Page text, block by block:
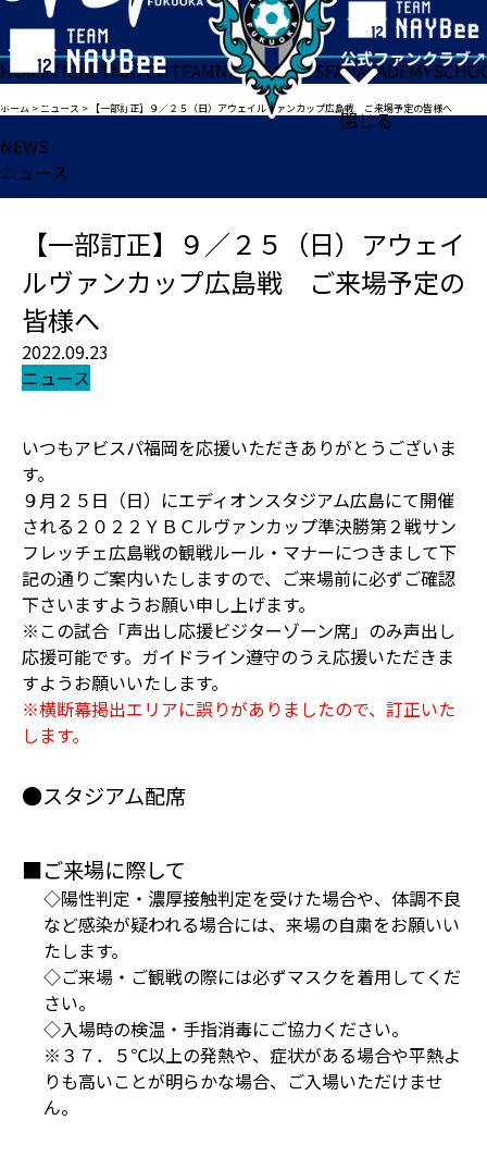
閉じる
HOMETICKETMATCHTEAMNEWSGOODSFANACADEMY
ホーム >ニュース > 【一部訂正】９／２５（日）アウェイルヴァンカップ広島戦 ご来場予定の皆様へ
NEWS
ニュース
【一部訂正】９／２５（日）アウェイ
ルヴァンカップ広島戦 ご来場予定の
皆様へ
2022.09.23
ニュース
いつもアビスパ福岡を応援いただきありがとうございま
す。
９月２５日（日）にエディオンスタジアム広島にて開催
される２０２２ＹＢＣルヴァンカップ準決勝第２戦サン
フレッチェ広島戦の観戦ルール・マナーにつきまして下
記の通りご案内いたしますので、ご来場前に必ずご確認
下さいますようお願い申し上げます。
※この試合「声出し応援ビジターゾーン席」のみ声出し
応援可能です。ガイドライン遵守のうえ応援いただきま
すようお願いいたします。
※横断幕掲出エリアに誤りがありましたので、訂正いた
します。
●スタジアム配席
■ご来場に際して
◇陽性判定・濃厚接触判定を受けた場合や、体調不良
など感染が疑われる場合には、来場の自粛をお願いい
たします。
◇ご来場・ご観戦の際には必ずマスクを着用してくだ
さい。
◇入場時の検温・手指消毒にご協力ください。
※３７．５℃以上の発熱や、症状がある場合や平熱よ
りも高いことが明らかな場合、ご入場いただけませ
ん。